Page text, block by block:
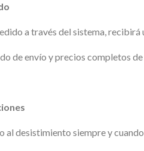
a través del sistema,
de envío y precios completos
al desistimiento siempre y